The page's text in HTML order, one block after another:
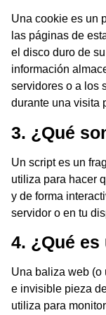
Una cookie es un
las páginas de
el disco duro de
información
servidores o a los
durante una visita
3. ¿Qué
Un script es un
utiliza para hacer
y de forma
servidor o en tu
4. ¿Qué
Una baliza web (o
e invisible pieza
utiliza para